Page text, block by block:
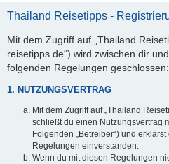
Thailand Reisetipps -
Mit dem Zugriff auf „Thailand
reisetipps.de“) wird zwischen dir
folgenden Regelungen geschlossen:
1. NUTZUNGSVERTRAG
Mit dem Zugriff auf „Thailand
schließt du einen Nutzungsvertrag
Folgenden „Betreiber“) und
Regelungen einverstanden.
Wenn du mit diesen Regelungen